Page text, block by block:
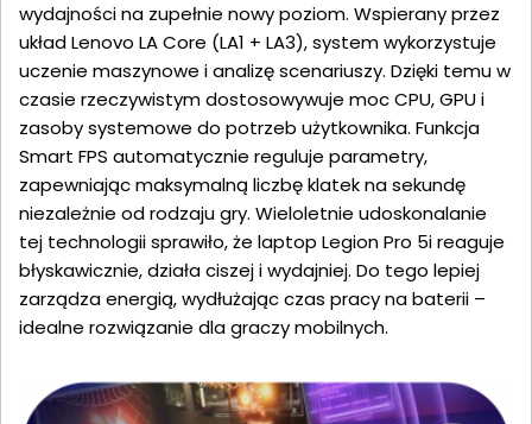
wydajności na zupełnie nowy poziom. Wspierany przez
układ Lenovo LA Core (LA1 + LA3), system wykorzystuje
uczenie maszynowe i analizę scenariuszy. Dzięki temu w
czasie rzeczywistym dostosowywuje moc CPU, GPU i
zasoby systemowe do potrzeb użytkownika. Funkcja
Smart FPS automatycznie reguluje parametry,
zapewniając maksymalną liczbę klatek na sekundę
niezależnie od rodzaju gry. Wieloletnie udoskonalanie
tej technologii sprawiło, że laptop Legion Pro 5i reaguje
błyskawicznie, działa ciszej i wydajniej. Do tego lepiej
zarządza energią, wydłużając czas pracy na baterii –
idealne rozwiązanie dla graczy mobilnych.